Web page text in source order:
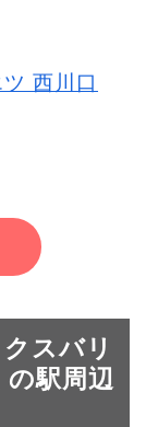
西川口
スバリ
駅周辺